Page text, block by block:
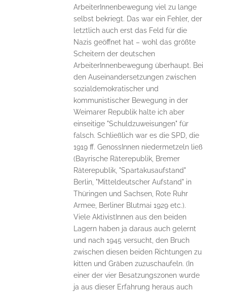
ArbeiterInnenbewegung viel zu lange
selbst bekriegt. Das war ein Fehler, der
letztlich auch erst das Feld für die
Nazis geöffnet hat – wohl das größte
Scheitern der deutschen
ArbeiterInnenbewegung überhaupt. Bei
den Auseinandersetzungen zwischen
sozialdemokratischer und
kommunistischer Bewegung in der
Weimarer Republik halte ich aber
einseitige "Schuldzuweisungen" für
falsch. Schließlich war es die SPD, die
1919 ff. GenossInnen niedermetzeln ließ
(Bayrische Räterepublik, Bremer
Räterepublik, "Spartakusaufstand"
Berlin, "Mitteldeutscher Aufstand" in
Thüringen und Sachsen, Rote Ruhr
Armee, Berliner Blutmai 1929 etc.).
Viele AktivistInnen aus den beiden
Lagern haben ja daraus auch gelernt
und nach 1945 versucht, den Bruch
zwischen diesen beiden Richtungen zu
kitten und Gräben zuzuschaufeln. (In
einer der vier Besatzungszonen wurde
ja aus dieser Erfahrung heraus auch